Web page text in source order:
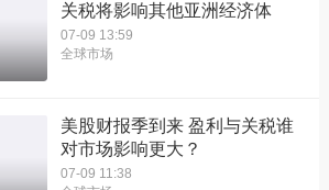
关税将影响其他亚洲经济体
07-09 13:59
全球市场
美股财报季到来 盈利与关税谁
对市场影响更大？
07-09 11:38